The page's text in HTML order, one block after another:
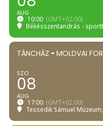
AUG
10:00 (GMT+02:00)
Békésszentandrás -
TÁNCHÁZ - MOLDVAI
SZO
08
AUG
17:00 (GMT+02:00)
Tessedik Sámuel Múzeum